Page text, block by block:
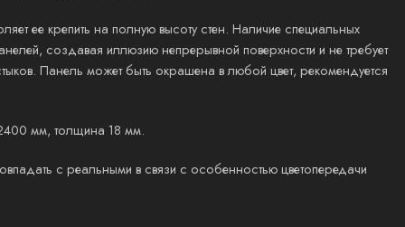
ее крепить на полную высоту стен. Наличие специальных
создавая иллюзию непрерывной поверхности и не требует
Панель может быть окрашена в любой цвет, рекомендуется
мм, толщина 18 мм.
с реальными в связи с особенностью цветопередачи